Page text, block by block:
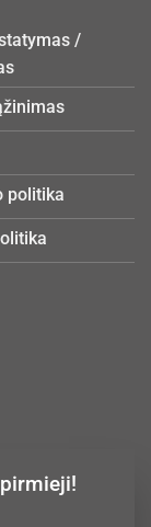
/
politika